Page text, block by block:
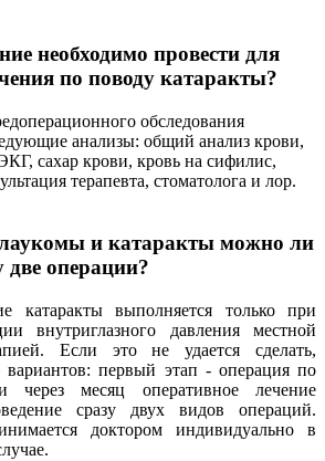
необходимо провести для
по поводу катаракты?
обследования
анализы: общий анализ крови,
сахар крови, кровь на сифилис,
терапевта, стоматолога и лор.
и катаракты можно ли
две операции?
катаракты выполняется только при
внутриглазного давления местной
Если это не удается сделать,
вариантов: первый этап - операция по
через месяц оперативное лечение
сразу двух видов операций.
доктором индивидуально в